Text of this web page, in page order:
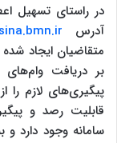
در راستای تسهیل
آدرس
متقاضیان ایجاد
بر دریافت
پیگیری‌های لازم
قابلیت رصد و
سامانه وجود دارد